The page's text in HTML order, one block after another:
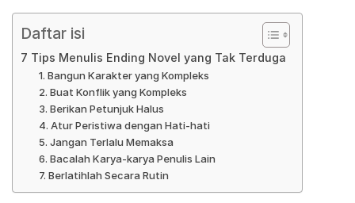
Daftar isi
7 Tips Menulis Ending Novel yang Tak Terduga
1. Bangun Karakter yang Kompleks
2. Buat Konflik yang Kompleks
3. Berikan Petunjuk Halus
4. Atur Peristiwa dengan Hati-hati
5. Jangan Terlalu Memaksa
6. Bacalah Karya-karya Penulis Lain
7. Berlatihlah Secara Rutin